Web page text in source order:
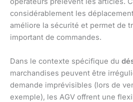
considérablement les
améliore la sécurité et permet de
important de commandes.
Dans le contexte spécifique du
marchandises peuvent être
demande imprévisibles (lors de
exemple), les AGV offrent une